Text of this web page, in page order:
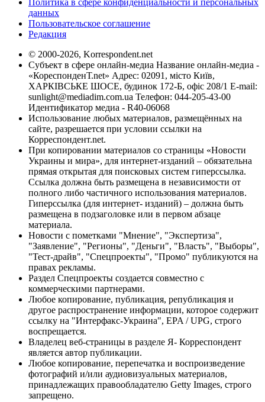
данных
Пользовательское соглашение
Редакция
© 2000-2026, Korrespondent.net
Субъект в сфере онлайн-медиа Название онлайн-медиа -
«КореспонденТ.net» Адрес: 02091, місто Київ,
ХАРКІВСЬКЕ ШОСЕ, будинок 172-Б, офіс 208/1 E-mail:
sunlight@mediadim.com.ua Телефон: 044-205-43-00
Идентификатор медиа - R40-06068
Использование любых материалов, размещённых на
сайте, разрешается при условии ссылки на
Корреспондент.net.
При копировании материалов со страницы «Новости
Украины и мира», для интернет-изданий – обязательна
прямая открытая для поисковых систем гиперссылка.
Ссылка должна быть размещена в независимости от
полного либо частичного использования материалов.
Гиперссылка (для интернет- изданий) – должна быть
размещена в подзаголовке или в первом абзаце
материала.
Новости с пометками "Мнение", "Экспертиза",
"Заявление", "Регионы", "Деньги", "Власть", "Выборы",
"Тест-драйв", "Спецпроекты", "Промо" публикуются на
правах рекламы.
Раздел Спецпроекты создается совместно с
коммерческими партнерами.
Любое копирование, публикация, републикация и
другое распространение информации, которое содержит
ссылку на "Интерфакс-Украина", EPA / UPG, строго
воспрещается.
Владелец веб-страницы в разделе Я- Корреспондент
является автор публикации.
Любое копирование, перепечатка и воспроизведение
фотографий и/или аудиовизуальных материалов,
принадлежащих правообладателю Getty Images, строго
запрещено.